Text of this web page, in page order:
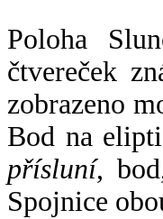
Poloha
čtvereček
zobrazeno
Bod na
přísluní,
Spojnice